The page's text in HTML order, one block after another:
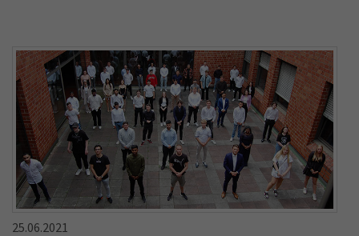
25.06.2021